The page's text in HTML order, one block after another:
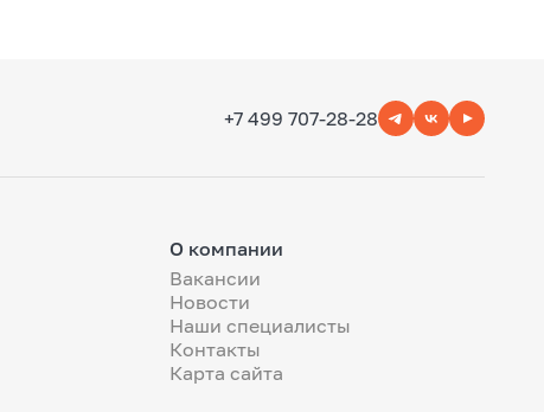
+7 499 707-28-28
О компании
Вакансии
Новости
Наши специалисты
Контакты
Карта сайта